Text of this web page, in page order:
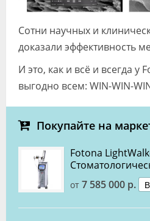
Сотни научных и
доказали эффективность
И это, как и всё и всегда у
выгодно всем: WIN-WIN-
Покупайте на
Fotona
от 7 585 000 р.